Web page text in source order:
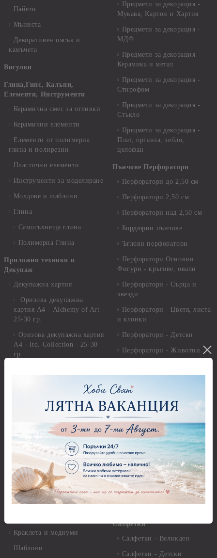
Пайети
Мъниста
Декоративен пясък и
камъчета
Висулки
Глина,Гипс, Калъпи,
Елементи, Инструменти
Керамична смес за отливки
Керамични елементи
Елементи от полимерна
глина и полирезин
Пластични елементи
Инструменти за моделиране
Молдове и шаблони
Глина
Самосъхнеща глина
Полимерна Глина
Приложни техники и
Декупаж
Декупажна хартия
Оризова декупажна
хартия А4 - Alchemy of Art -
25-30 гр.
Оризова декупажна хартия
А4 - Itd. Collection - 25-30
гр.
Декупажна хартия - Други
Вакс пасти
Грунд, Основи, Релефни
Варак, Шлак метал, Фолио,
Пантна
Лакове и защитни покрития
Краклета и медиуми
Шаблони
Предмети за декорация -
Мукава, Картон и Хартия
Предмети за декорация -
МДФ
Предмети за декорация -
Керамика и метал
Предмети за декорация -
Стирофом
Предмети за декорация -
Стъкло
Предмети за декорация -
Плат, органза, зебло,
целофан
Пънчове Перфоратори
Перфоратори до 2,50 см
Перфоратори 2,50 см
Перфоратори над 2,50 см
Бордюрни пънчове
Ъглови перфоратори
Перфоратори Основни
Фигури - кръгове, овали
Перфоратори - Сърца и
звезди
Перфоратори - Цветя, листа
и клонки
Перфоратори - Детски
Перфоратори - Животни
Зимни
Рисуване
Грунд и почистващи
разтвори
Платна за рисуване
Стативи и поставки
Четки и инструменти
Моливи, акварелни
комплекти
Свещи
Салфетки
Салфетки - Великден
Салфетки - Детски